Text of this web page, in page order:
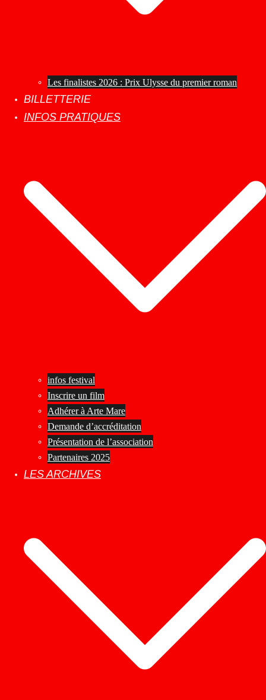
Les finalistes 2026 : Prix Ulysse du premier roman
BILLETTERIE
INFOS PRATIQUES
infos festival
Inscrire un film
Adhérer à Arte Mare
Demande d’accréditation
Présentation de l’association
Partenaires 2025
LES ARCHIVES